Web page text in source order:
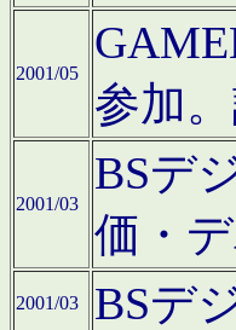
2001/05
参加
2001/03
BSデ
価・
2001/03 BSデ